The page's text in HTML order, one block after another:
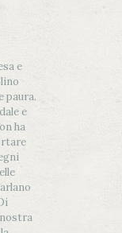
e
paura.
e
ha